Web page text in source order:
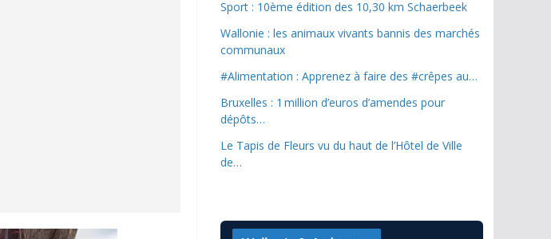
Sport : 10ème édition des 10,30 km Schaerbeek
Wallonie : les animaux vivants bannis des marchés
communaux
#Alimentation : Apprenez à faire des #crêpes au…
Bruxelles : 1 million d’euros d’amendes pour
dépôts…
Le Tapis de Fleurs vu du haut de l’Hôtel de Ville
de…